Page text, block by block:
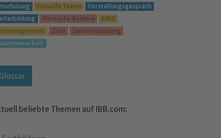
Virtuelle Teams
Vorstellungsgespräch
Work-Life-Balance
XING
Ziele
Zielvereinbarung
Glossar
beliebte Themen auf IBB.com: